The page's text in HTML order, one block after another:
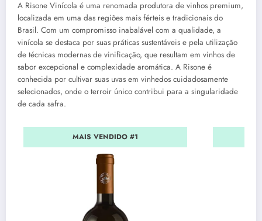
A Risone Vinícola é uma renomada produtora de vinhos premium,
localizada em uma das regiões mais férteis e tradicionais do
Brasil. Com um compromisso inabalável com a qualidade, a
vinícola se destaca por suas práticas sustentáveis e pela utilização
de técnicas modernas de vinificação, que resultam em vinhos de
sabor excepcional e complexidade aromática. A Risone é
conhecida por cultivar suas uvas em vinhedos cuidadosamente
selecionados, onde o terroir único contribui para a singularidade
de cada safra.
MAIS VENDIDO #1